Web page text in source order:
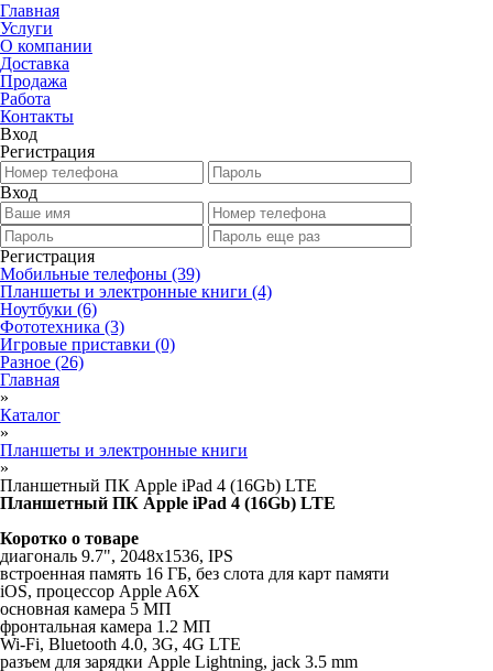
Главная
Услуги
О компании
Доставка
Продажа
Работа
Контакты
Вход
Регистрация
Вход
Регистрация
Мобильные телефоны (39)
Планшеты и электронные книги (4)
Ноутбуки (6)
Фототехника (3)
Игровые приставки (0)
Разное (26)
Главная
»
Каталог
»
Планшеты и электронные книги
»
Планшетный ПК Apple iPad 4 (16Gb) LTE
Планшетный ПК Apple iPad 4 (16Gb) LTE
Коротко о товаре
диагональ 9.7", 2048x1536, IPS
встроенная память 16 ГБ, без слота для карт памяти
iOS, процессор Apple A6X
основная камера 5 МП
фронтальная камера 1.2 МП
Wi-Fi, Bluetooth 4.0, 3G, 4G LTE
разъем для зарядки Apple Lightning, jack 3.5 mm